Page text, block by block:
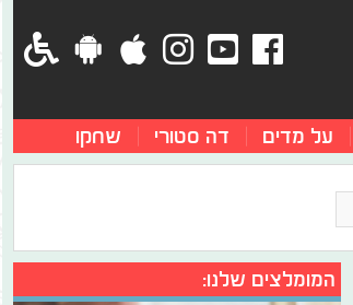
על מדים דה סטורי שחקו
המומלצים שלנו: